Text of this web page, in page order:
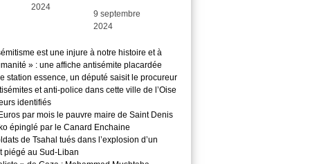
2024
Date
9 septembre
2024
est une injure à notre histoire et à
» : une affiche antisémite placardée
station essence, un député saisit le procureur
et anti-police dans cette ville de l’Oise
identifiés
par mois le pauvre maire de Saint Denis
épinglé par le Canard Enchaine
de Tsahal tués dans l’explosion d’un
piégé au Sud-Liban